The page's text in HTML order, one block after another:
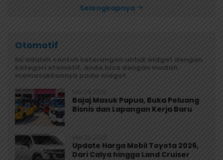
Selengkapnya
Otomotif
Ini adalah contoh keterangan untuk widget dengan
kategori otomotif, anda bisa dengan mudah
memasukkannya pada widget.
Mei 29, 2026
Bajaj Masuk Papua, Buka Peluang
Bisnis dan Lapangan Kerja Baru
Mei 29, 2026
Update Harga Mobil Toyota 2026,
Dari Calya hingga Land Cruiser